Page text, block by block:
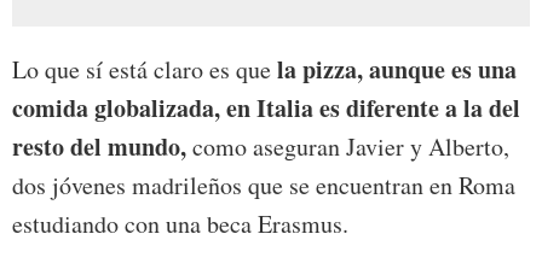
Lo que sí está claro es quela pizza, aunque es una
comida globalizada, en Italia es diferente a la del
resto del mundo,como aseguran Javier y Alberto,
dos jóvenes madrileños que se encuentran en Roma
estudiando con una beca Erasmus.